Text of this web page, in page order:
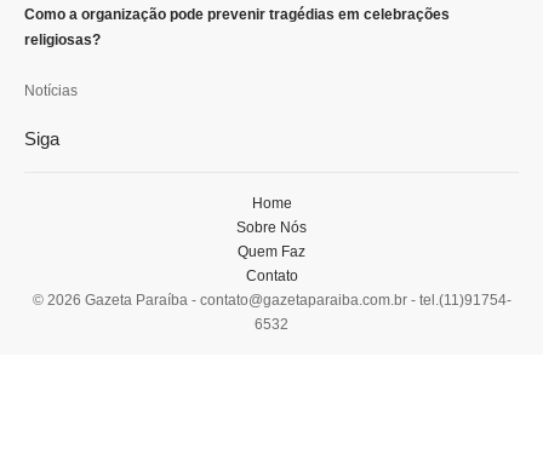
Como a organização pode prevenir tragédias em celebrações
religiosas?
Notícias
Siga
© 2026 Gazeta Paraíba - contato@gazetaparaiba.com.br- tel.(11)91754-
6532
Home
Sobre Nós
Quem Faz
Contato